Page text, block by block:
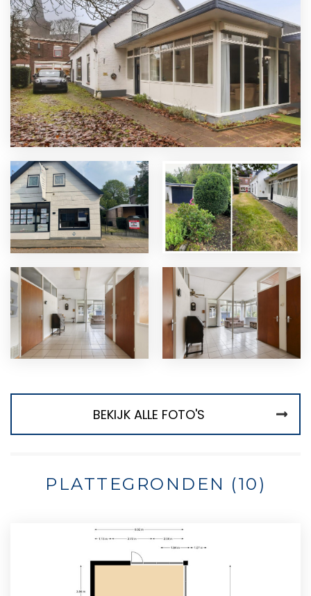
BEKIJK ALLE FOTO'S
PLATTEGRONDEN (10)